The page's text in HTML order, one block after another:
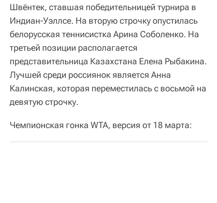
Швёнтек, ставшая победительницей турнира в
Индиан-Уэллсе. На вторую строчку опустилась
белорусская теннисистка Арина Соболенко. На
третьей позиции располагается
представительница Казахстана Елена Рыбакина.
Лучшей среди россиянок является Анна
Калинская, которая переместилась с восьмой на
девятую строчку.
Чемпионская гонка WTA, версия от 18 марта: